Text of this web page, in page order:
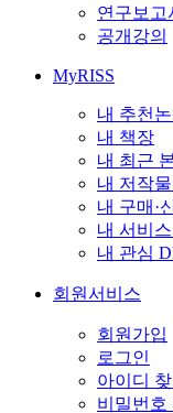
연구보고
공개강의
MyRISS
내 추천
내 책장
내 최근
내 저작물
내 구매·
내 서비
내 관심
회원서비스
회원가입
로그인
아이디 찾
비밀번호